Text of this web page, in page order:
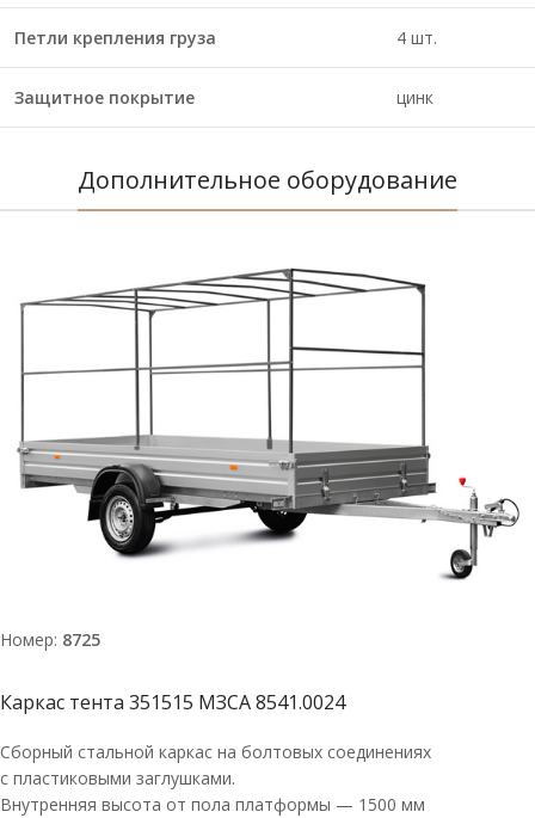
Петли крепления груза 4 шт.
Защитное покрытие цинк
Дополнительное оборудование
Номер: 8725
Каркас тента 351515 МЗСА 8541.0024
Сборный стальной каркас на болтовых соединениях
с пластиковыми заглушками.
Внутренняя высота от пола платформы — 1500 мм